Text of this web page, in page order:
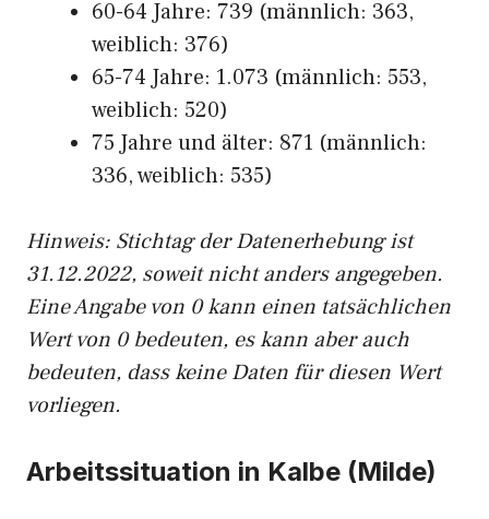
60-64 Jahre: 739 (männlich: 363,
weiblich: 376)
65-74 Jahre: 1.073 (männlich: 553,
weiblich: 520)
75 Jahre und älter: 871 (männlich:
336, weiblich: 535)
Hinweis: Stichtag der Datenerhebung ist
31.12.2022, soweit nicht anders angegeben.
Eine Angabe von 0 kann einen tatsächlichen
Wert von 0 bedeuten, es kann aber auch
bedeuten, dass keine Daten für diesen Wert
vorliegen.
Arbeitssituation in Kalbe (Milde)